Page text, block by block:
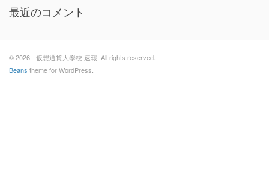
最近のコメント
© 2026 - 仮想通貨大學校 速報. All rights reserved.
Beans theme for WordPress.